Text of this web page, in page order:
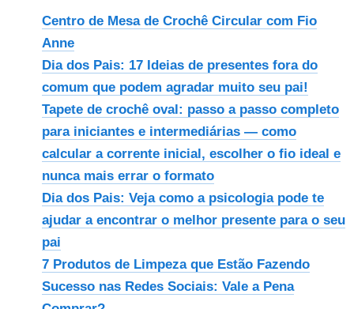
Centro de Mesa de Crochê Circular com Fio
Anne
Dia dos Pais: 17 Ideias de presentes fora do
comum que podem agradar muito seu pai!
Tapete de crochê oval: passo a passo completo
para iniciantes e intermediárias — como
calcular a corrente inicial, escolher o fio ideal e
nunca mais errar o formato
Dia dos Pais: Veja como a psicologia pode te
ajudar a encontrar o melhor presente para o seu
pai
7 Produtos de Limpeza que Estão Fazendo
Sucesso nas Redes Sociais: Vale a Pena